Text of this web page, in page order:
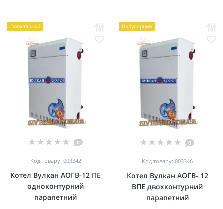
Популярний
0
Код товару: 003342
Котел Вулкан АОГВ-12 ПЕ
одноконтурний
парапетний
Популярний
0
Код товару: 003346
Котел Вулкан АОГВ- 12
ВПЕ двохконтурний
парапетний